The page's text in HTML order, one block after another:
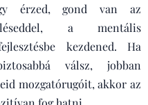
érzed, gond van az
a mentális
kezdened. Ha
válsz, jobban
mozgatórugóit, akkor az